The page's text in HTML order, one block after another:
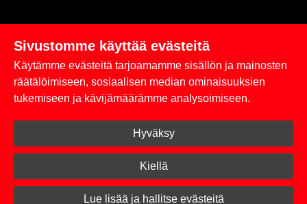
Linkit
Rekisteriseloste
Toimitus- ja maksuehdot
Kirjaudu sisään
© 2026 Taperoll
Sivustomme käyttää evästeitä
Käytämme evästeitä tarjoamamme sisällön ja mainosten
räätälöimiseen, sosiaalisen median ominaisuuksien
tukemiseen ja kävijämäärämme analysoimiseen.
Hyväksy
Kiellä
Lue lisää ja hallitse evästeitä